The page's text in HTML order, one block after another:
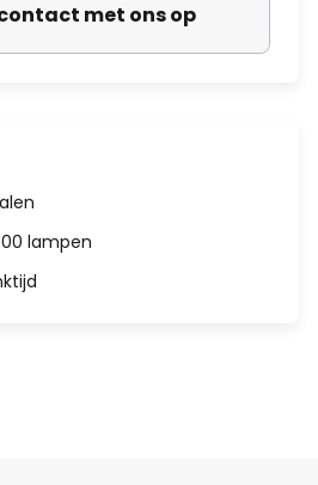
met ons op
lampen